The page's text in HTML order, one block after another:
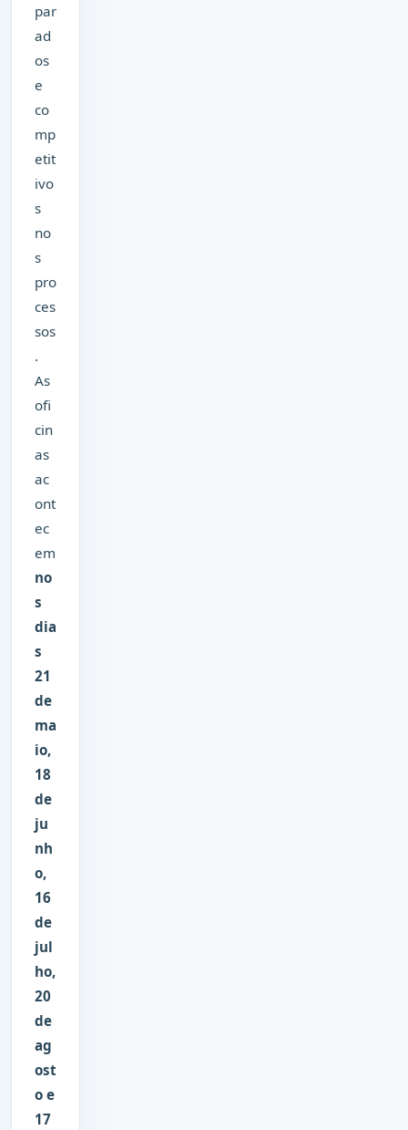
par
ad
os
e
co
mp
etit
ivo
s
no
s
pro
ces
sos
.
As
ofi
cin
as
ac
ont
ec
em
no
s
dia
s
21
de
ma
io,
18
de
ju
nh
o,
16
de
jul
ho,
20
de
ag
ost
o e
17